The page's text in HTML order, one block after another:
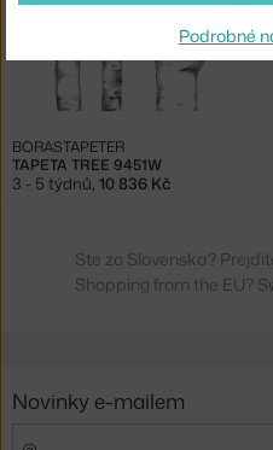
TAPETA TREE 9451W
BORASTAPETER
3 - 5 týdnů, 10 836 Kč
Ste zo Slovenska?
Shopping from the EU?
Podrobné
Novinky e-mailem